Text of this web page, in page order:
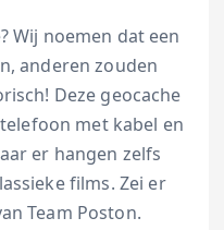
Wij noemen dat een
anderen zouden
Deze geocache
met kabel en
er hangen zelfs
films. Zei er
Team Poston.